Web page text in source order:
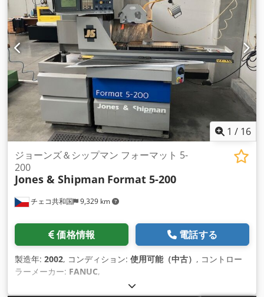
1 / 16
チェコ共和国 9,329 km
ジョーンズ＆シップマン フォーマット 5-
200
Jones & Shipman Format 5-200
価格情報 電話する
製造年: 2002, コンディション: 使用可能（中古） , コントロー
ラーメーカー: FANUC,